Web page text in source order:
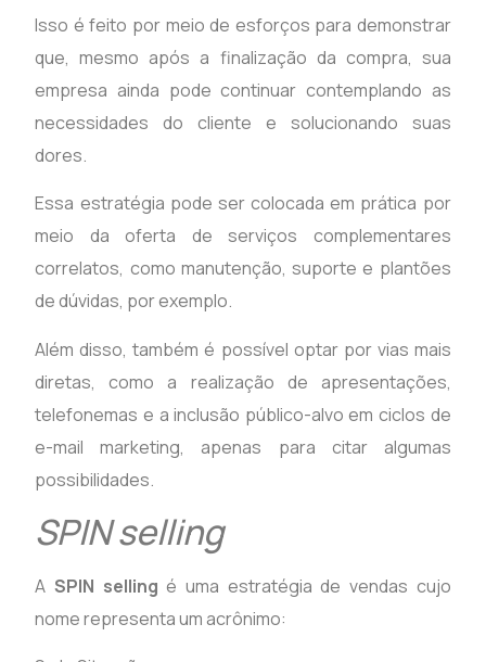
Isso é feito por meio de esforços para demonstrar
que, mesmo após a finalização da compra, sua
empresa ainda pode continuar contemplando as
necessidades do cliente e solucionando suas
dores.
Essa estratégia pode ser colocada em prática por
meio da oferta de serviços complementares
correlatos, como manutenção, suporte e plantões
de dúvidas, por exemplo.
Além disso, também é possível optar por vias mais
diretas, como a realização de apresentações,
telefonemas e a inclusão público-alvo em ciclos de
e-mail marketing, apenas para citar algumas
possibilidades.
SPIN selling
ASPIN selling é uma estratégia de vendas cujo
nome representa um acrônimo: